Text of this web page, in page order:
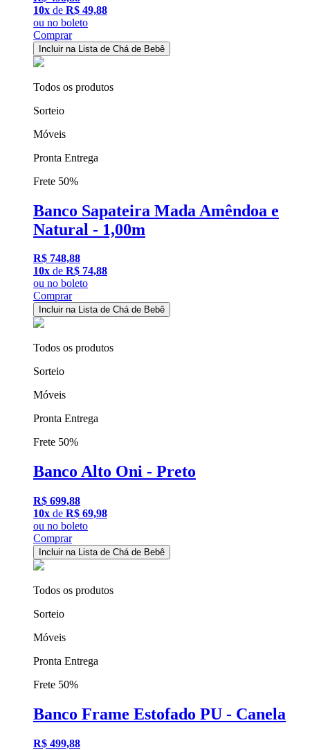
10x de R$ 49,88
ou no boleto
Comprar
Incluir na Lista de Chá de Bebê
Todos os produtos
Sorteio
Móveis
Pronta Entrega
Frete 50%
Banco Sapateira Mada Amêndoa e
Natural - 1,00m
R$ 748,88
10x de R$ 74,88
ou no boleto
Comprar
Incluir na Lista de Chá de Bebê
Todos os produtos
Sorteio
Móveis
Pronta Entrega
Frete 50%
Banco Alto Oni - Preto
R$ 699,88
10x de R$ 69,98
ou no boleto
Comprar
Incluir na Lista de Chá de Bebê
Todos os produtos
Sorteio
Móveis
Pronta Entrega
Frete 50%
Banco Frame Estofado PU - Canela
R$ 499,88